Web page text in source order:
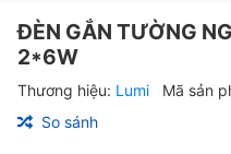
ĐÈN GẮN TƯỜNG
2*6W
Thương hiệu: Lumi Mã sản
So sánh